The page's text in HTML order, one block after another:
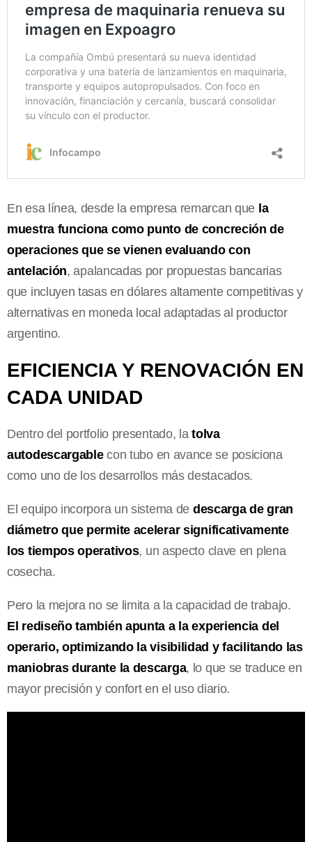
En esa línea, desde la empresa remarcan que la
muestra funciona como punto de concreción de
operaciones que se vienen evaluando con
antelación, apalancadas por propuestas bancarias
que incluyen tasas en dólares altamente competitivas y
alternativas en moneda local adaptadas al productor
argentino.
EFICIENCIA Y RENOVACIÓN EN
CADA UNIDAD
Dentro del portfolio presentado, latolva
autodescargablecon tubo en avance se posiciona
como uno de los desarrollos más destacados.
El equipo incorpora un sistema de descarga de gran
diámetro que permite acelerar significativamente
los tiempos operativos, un aspecto clave en plena
cosecha.
Pero la mejora no se limita a la capacidad de trabajo.
El rediseño también apunta a la experiencia del
operario, optimizando la visibilidad y facilitando las
maniobras durante la descarga, lo que se traduce en
mayor precisión y confort en el uso diario.